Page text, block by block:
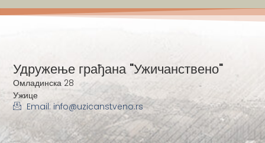
Удружење грађана "Ужичанствено"
Омладинска 28
Ужице
Email: info@uzicanstveno.rs